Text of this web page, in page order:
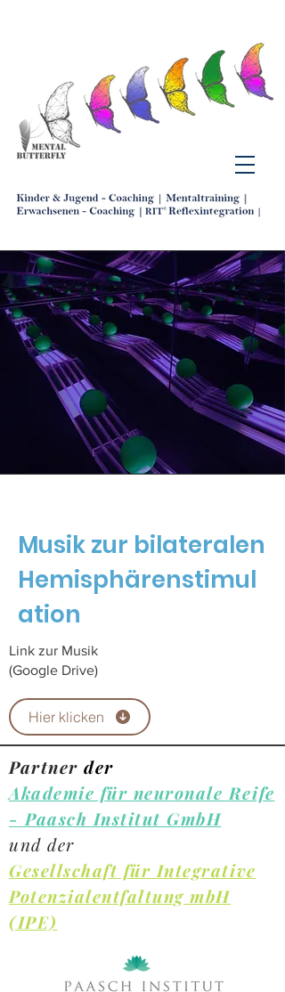
Musik zur bilateralen
Hemisphärenstimul
ation
Link zur Musik
(Google Drive)
Hier klicken
Partner der
Akademie für neuronale Reife
- Paasch Institut GmbH
und der
Gesellschaft für Integrative
Potenzialentfaltung mbH
(IPE)